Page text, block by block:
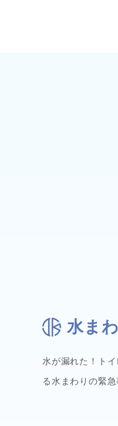
水ま
水が漏れた！ト
る水まわりの緊